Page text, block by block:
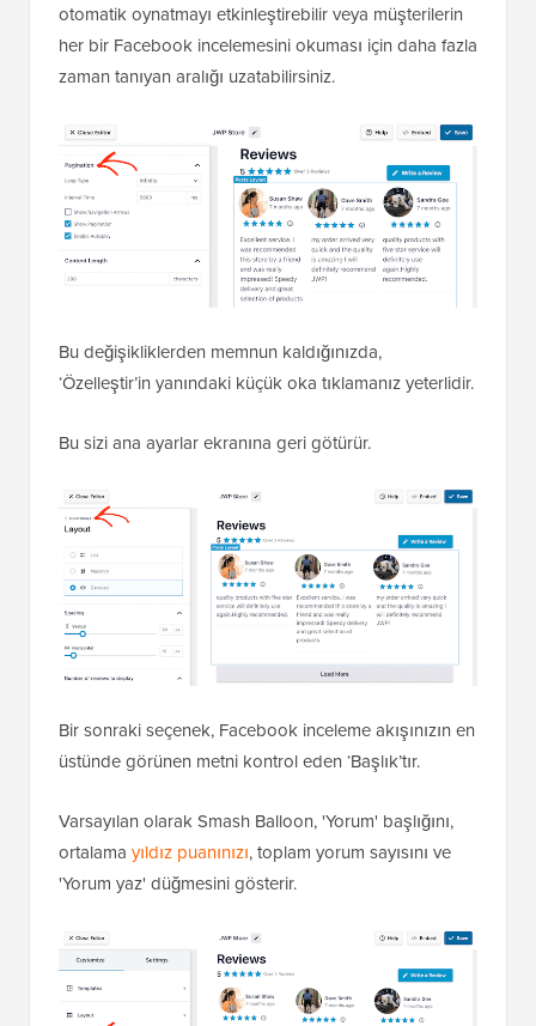
otomatik oynatmayı etkinleştirebilir veya müşterilerin
her bir Facebook incelemesini okuması için daha fazla
zaman tanıyan aralığı uzatabilirsiniz.
Bu değişikliklerden memnun kaldığınızda,
‘Özelleştir’in yanındaki küçük oka tıklamanız yeterlidir.
Bu sizi ana ayarlar ekranına geri götürür.
Bir sonraki seçenek, Facebook inceleme akışınızın en
üstünde görünen metni kontrol eden ‘Başlık’tır.
Varsayılan olarak Smash Balloon, 'Yorum' başlığını,
ortalama yıldız puanınızı, toplam yorum sayısını ve
'Yorum yaz' düğmesini gösterir.